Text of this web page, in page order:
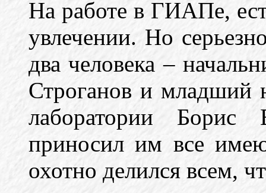
На работе в ГИАПе,
увлечении. Но
два человека –
Строганов и младший
лаборатории Борис
приносил им все
охотно делился всем,